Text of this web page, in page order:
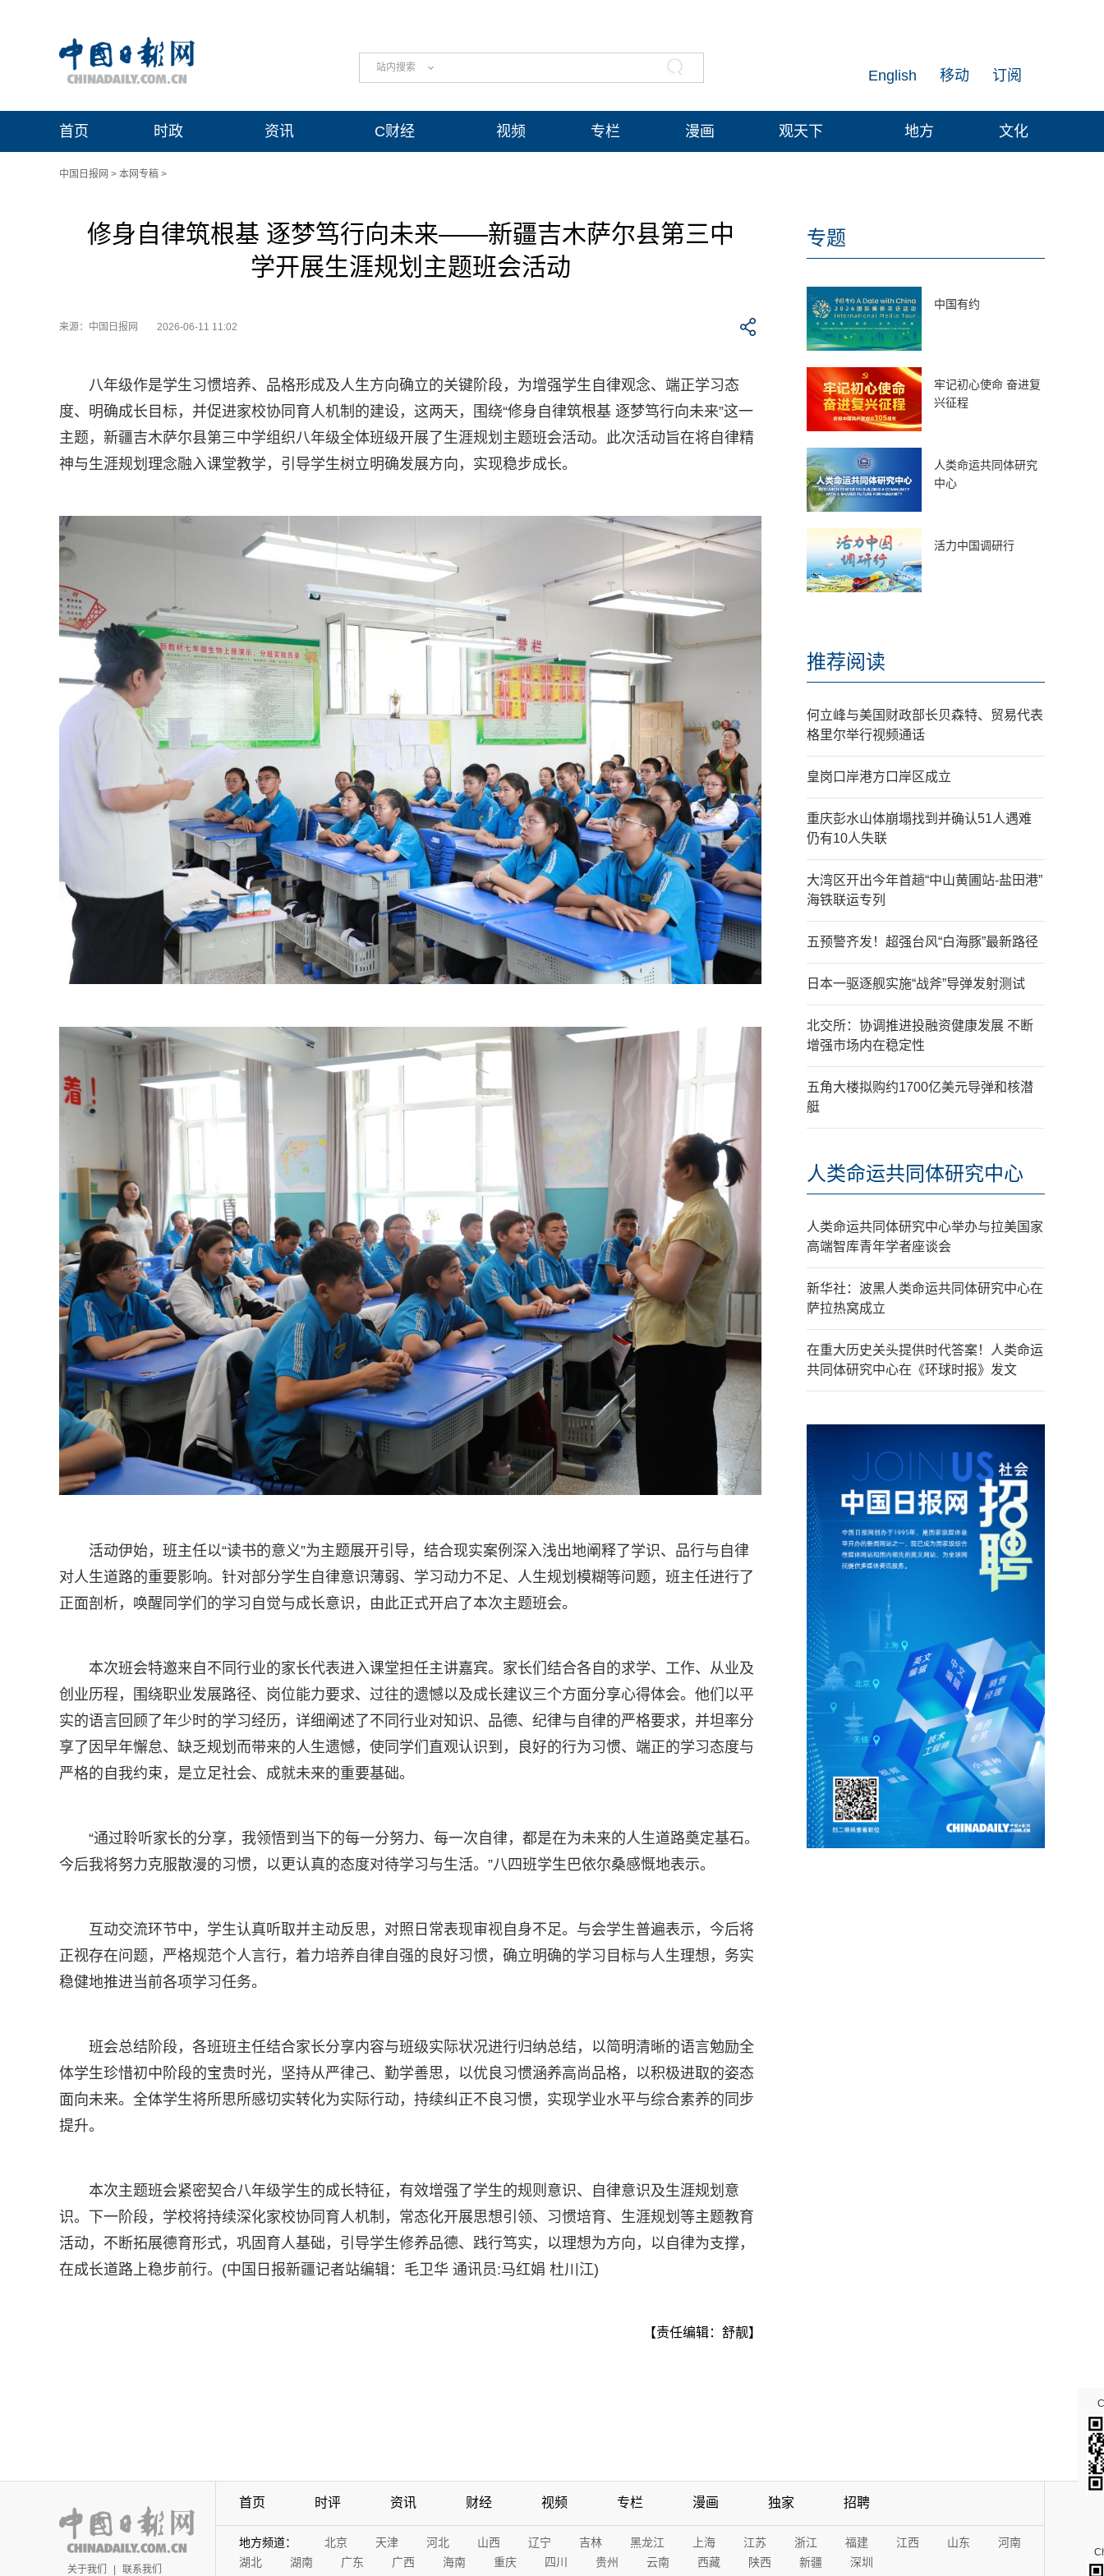
站内搜索 订阅
移动
English
首页 时政 资讯 C财经 视频 专栏 漫画 观天下 地方 文化
中国日报网 > 本网专稿 >
修身自律筑根基 逐梦笃行向未来——新疆吉木萨尔县第三中
学开展生涯规划主题班会活动
来源：中国日报网 2026-06-11 11:02
八年级作是学生习惯培养、品格形成及人生方向确立的关键阶段，为增强学生自律观念、端正学习态
度、明确成长目标，并促进家校协同育人机制的建设，这两天，围绕“修身自律筑根基 逐梦笃行向未来”这一
主题，新疆吉木萨尔县第三中学组织八年级全体班级开展了生涯规划主题班会活动。此次活动旨在将自律精
神与生涯规划理念融入课堂教学，引导学生树立明确发展方向，实现稳步成长。
活动伊始，班主任以“读书的意义”为主题展开引导，结合现实案例深入浅出地阐释了学识、品行与自律
对人生道路的重要影响。针对部分学生自律意识薄弱、学习动力不足、人生规划模糊等问题，班主任进行了
正面剖析，唤醒同学们的学习自觉与成长意识，由此正式开启了本次主题班会。
本次班会特邀来自不同行业的家长代表进入课堂担任主讲嘉宾。家长们结合各自的求学、工作、从业及
创业历程，围绕职业发展路径、岗位能力要求、过往的遗憾以及成长建议三个方面分享心得体会。他们以平
实的语言回顾了年少时的学习经历，详细阐述了不同行业对知识、品德、纪律与自律的严格要求，并坦率分
享了因早年懈怠、缺乏规划而带来的人生遗憾，使同学们直观认识到，良好的行为习惯、端正的学习态度与
严格的自我约束，是立足社会、成就未来的重要基础。
“通过聆听家长的分享，我领悟到当下的每一分努力、每一次自律，都是在为未来的人生道路奠定基石。
今后我将努力克服散漫的习惯，以更认真的态度对待学习与生活。”八四班学生巴依尔桑感慨地表示。
互动交流环节中，学生认真听取并主动反思，对照日常表现审视自身不足。与会学生普遍表示，今后将
正视存在问题，严格规范个人言行，着力培养自律自强的良好习惯，确立明确的学习目标与人生理想，务实
稳健地推进当前各项学习任务。
班会总结阶段，各班班主任结合家长分享内容与班级实际状况进行归纳总结，以简明清晰的语言勉励全
体学生珍惜初中阶段的宝贵时光，坚持从严律己、勤学善思，以优良习惯涵养高尚品格，以积极进取的姿态
面向未来。全体学生将所思所感切实转化为实际行动，持续纠正不良习惯，实现学业水平与综合素养的同步
提升。
本次主题班会紧密契合八年级学生的成长特征，有效增强了学生的规则意识、自律意识及生涯规划意
识。下一阶段，学校将持续深化家校协同育人机制，常态化开展思想引领、习惯培育、生涯规划等主题教育
活动，不断拓展德育形式，巩固育人基础，引导学生修养品德、践行笃实，以理想为方向，以自律为支撑，
在成长道路上稳步前行。(中国日报新疆记者站编辑：毛卫华 通讯员:马红娟 杜川江)
【责任编辑：舒靓】
专题
中国有约
牢记初心使命 奋进复
兴征程
人类命运共同体研究
中心
活力中国调研行
推荐阅读
何立峰与美国财政部长贝森特、贸易代表
格里尔举行视频通话
皇岗口岸港方口岸区成立
重庆彭水山体崩塌找到并确认51人遇难
仍有10人失联
大湾区开出今年首趟“中山黄圃站-盐田港”
海铁联运专列
五预警齐发！超强台风“白海豚”最新路径
日本一驱逐舰实施“战斧”导弹发射测试
北交所：协调推进投融资健康发展 不断
增强市场内在稳定性
五角大楼拟购约1700亿美元导弹和核潜
艇
人类命运共同体研究中心
人类命运共同体研究中心举办与拉美国家
高端智库青年学者座谈会
新华社：波黑人类命运共同体研究中心在
萨拉热窝成立
在重大历史关头提供时代答案！人类命运
共同体研究中心在《环球时报》发文
关于我们 | 联系我们
首页 时评 资讯 财经 视频 专栏 漫画 独家 招聘
地方频道： 北京 天津 河北 山西 辽宁 吉林 黑龙江 上海 江苏 浙江 福建 江西 山东
河南
湖北
湖南 广东 广西 海南 重庆 四川 贵州 云南 西藏 陕西 新疆 深圳